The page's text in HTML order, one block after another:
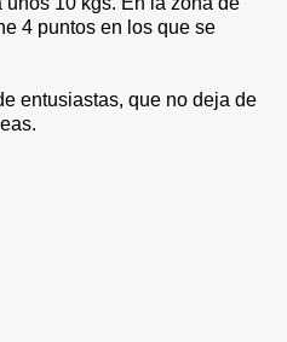
4 puntos en los que se
entusiastas, que no deja de